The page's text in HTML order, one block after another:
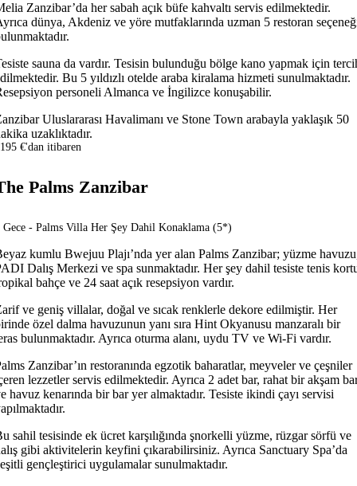
Zanzibar’da her sabah açık büfe kahvaltı servis edilmektedir.
dünya, Akdeniz ve yöre mutfaklarında uzman 5 restoran
sauna da vardır. Tesisin bulunduğu bölge kano yapmak için
Bu 5 yıldızlı otelde araba kiralama hizmeti sunulmaktadır.
personeli Almanca ve İngilizce konuşabilir.
Uluslararası Havalimanı ve Stone Town arabayla yaklaşık 50
uzaklıktadır.
€'dan itibaren
Palms Zanzibar
Gece - Palms Villa Her Şey Dahil Konaklama (5*)
kumlu Bwejuu Plajı’nda yer alan Palms Zanzibar; yüzme
Dalış Merkezi ve spa sunmaktadır. Her şey dahil tesiste tenis
bahçe ve 24 saat açık resepsiyon vardır.
ve geniş villalar, doğal ve sıcak renklerle dekore edilmiştir. Her
özel dalma havuzunun yanı sıra Hint Okyanusu manzaralı bir
bulunmaktadır. Ayrıca oturma alanı, uydu TV ve Wi-Fi vardır.
Zanzibar’ın restoranında egzotik baharatlar, meyveler ve çeşniler
lezzetler servis edilmektedir. Ayrıca 2 adet bar, rahat bir akşam
havuz kenarında bir bar yer almaktadır. Tesiste ikindi çayı servisi
sahil tesisinde ek ücret karşılığında şnorkelli yüzme, rüzgar sörfü ve
gibi aktivitelerin keyfini çıkarabilirsiniz. Ayrıca Sanctuary Spa’da
gençleştirici uygulamalar sunulmaktadır.